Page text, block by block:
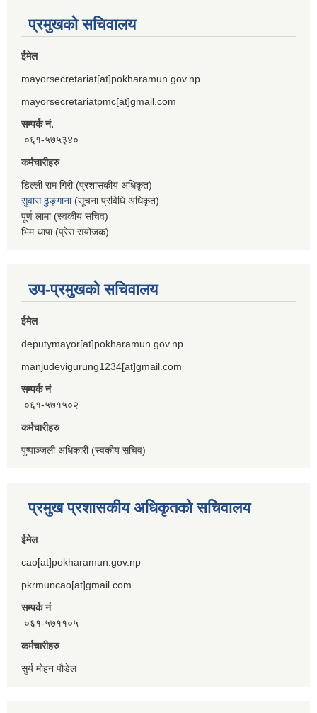
प्रमुखको सचिवालय
ईमेल
mayorsecretariat[at]pokharamun.gov.np
mayorsecretariatpmc[at]gmail.com
सम्पर्क नं.
०६१-५७५३४०
कर्मचारीहरु
डिल्ली राम गिरी (प्रशासकीय अधिकृत)
सुवास ढुङ्गाना(सूचना प्रविधि अधिकृत)
पूर्ण लामा (स्वकीय सचिव)
भिम थापा (प्रेस संयोजक)
उप-प्रमुखको सचिवालय
ईमेल
deputymayor[at]pokharamun.gov.np
manjudevigurung1234[at]gmail.com
सम्पर्क नं
०६१-५७१५०२
कर्मचारीहरु
पुष्पाञ्जली अधिकारी (स्वकीय सचिव)
प्रमुख प्रशासकीय अधिकृतको सचिवालय
ईमेल
cao[at]pokharamun.gov.np
pkrmuncao[at]gmail.com
सम्पर्क नं
०६१-५७११०५
कर्मचारीहरु
सुर्य मोहन पौडेल